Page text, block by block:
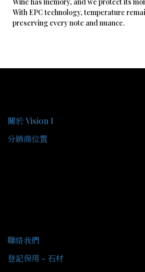
With EPC technology, temperature
preserving every note and nuance.
關於 Vision I
分銷商位置
聯絡我們
登記保用 - 石材